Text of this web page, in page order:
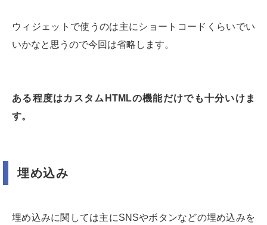
ウィジェットで使うのは主にショートコードくらいでい
いかなと思うので今回は省略します。
ある程度はカスタムHTMLの機能だけでも十分いけま
す。
埋め込み
埋め込みに関しては主にSNSやボタンなどの埋め込みを